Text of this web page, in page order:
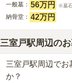
一般墓： 56万円 ※墓
納骨堂： 42万円
三室戸駅周辺の
三室戸駅周辺でお
か？